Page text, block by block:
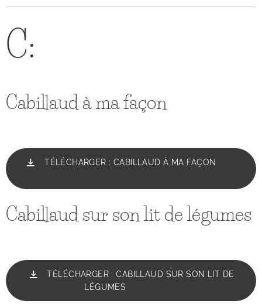
C:
Cabillaud à ma façon
TÉLÉCHARGER : CABILLAUD À MA FAÇON
Cabillaud sur son lit de légumes
TÉLÉCHARGER : CABILLAUD SUR SON LIT DE
LÉGUMES